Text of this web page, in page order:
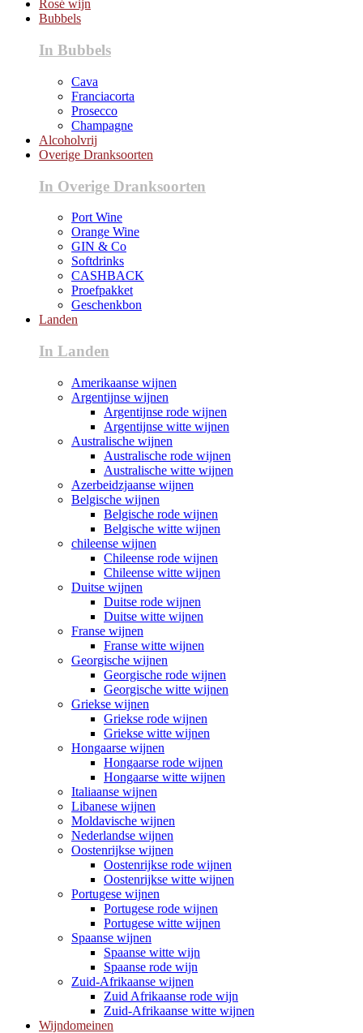
Rosé wijn
Bubbels
In Bubbels
Cava
Franciacorta
Prosecco
Champagne
Alcoholvrij
Overige Dranksoorten
In Overige Dranksoorten
Port Wine
Orange Wine
GIN & Co
Softdrinks
CASHBACK
Proefpakket
Geschenkbon
Landen
In Landen
Amerikaanse wijnen
Argentijnse wijnen
Argentijnse rode wijnen
Argentijnse witte wijnen
Australische wijnen
Australische rode wijnen
Australische witte wijnen
Azerbeidzjaanse wijnen
Belgische wijnen
Belgische rode wijnen
Belgische witte wijnen
chileense wijnen
Chileense rode wijnen
Chileense witte wijnen
Duitse wijnen
Duitse rode wijnen
Duitse witte wijnen
Franse wijnen
Franse witte wijnen
Georgische wijnen
Georgische rode wijnen
Georgische witte wijnen
Griekse wijnen
Griekse rode wijnen
Griekse witte wijnen
Hongaarse wijnen
Hongaarse rode wijnen
Hongaarse witte wijnen
Italiaanse wijnen
Libanese wijnen
Moldavische wijnen
Nederlandse wijnen
Oostenrijkse wijnen
Oostenrijkse rode wijnen
Oostenrijkse witte wijnen
Portugese wijnen
Portugese rode wijnen
Portugese witte wijnen
Spaanse wijnen
Spaanse witte wijn
Spaanse rode wijn
Zuid-Afrikaanse wijnen
Zuid Afrikaanse rode wijn
Zuid-Afrikaanse witte wijnen
Wijndomeinen